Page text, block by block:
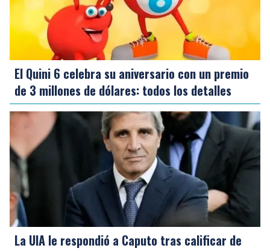
El Quini 6 celebra su aniversario con un premio
de 3 millones de dólares: todos los detalles
La UIA le respondió a Caputo tras calificar de